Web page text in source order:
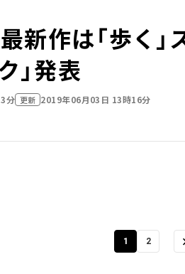
最新作は「歩く
」発表
分 更新 2019年06月03日 13時16分
1 2